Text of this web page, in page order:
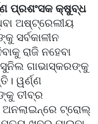
ପ୍ରଶଂସକ କ୍ଷୁବ୍ଧ
ଅଷ୍ଟ୍ରେଲୀୟ
ସର୍ବକାଳୀନ
ରାଜି ନହେବା
ସୁନିଲ ଗାଭାସ୍କରଙ୍କୁ
ୱର୍ଣ୍ଣ
ତୀବ୍ର
ଅନଲାଇନ୍‌ରେ ଟ୍ରୋଲ୍